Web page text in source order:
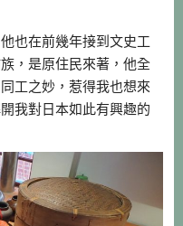
也在前幾年接到文史工
，是原住民來著，他全
工之妙，惹得我也想來
我對日本如此有興趣的